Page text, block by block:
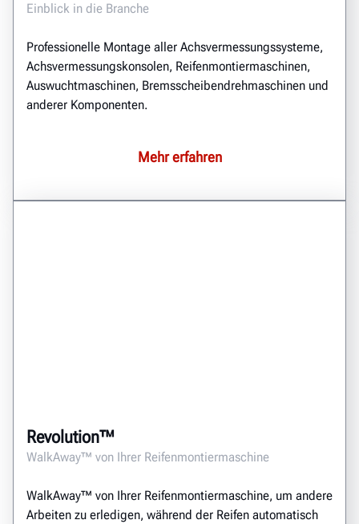
Einblick in die Branche
Professionelle Montage aller Achsvermessungssysteme,
Achsvermessungskonsolen, Reifenmontiermaschinen,
Auswuchtmaschinen, Bremsscheibendrehmaschinen und
anderer Komponenten.
Mehr erfahren
Revolution™
WalkAway™ von Ihrer Reifenmontiermaschine
WalkAway™ von Ihrer Reifenmontiermaschine, um andere
Arbeiten zu erledigen, während der Reifen automatisch